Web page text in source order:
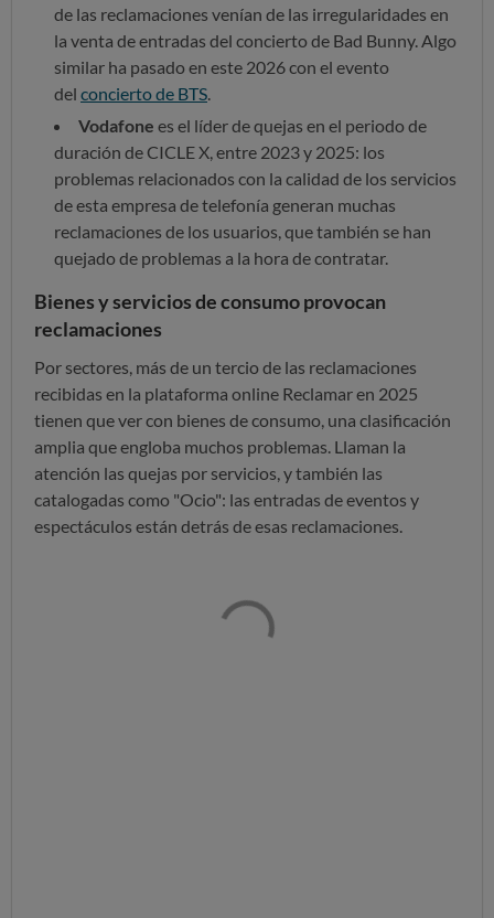
de las reclamaciones venían de las irregularidades en
la venta de entradas del concierto de Bad Bunny. Algo
similar ha pasado en este 2026 con el evento
del concierto de BTS
Vodafone es el líder de quejas en el periodo de
duración de CICLE X, entre 2023 y 2025: los
problemas relacionados con la calidad de los servicios
de esta empresa de telefonía generan muchas
reclamaciones de los usuarios, que también se han
quejado de problemas a la hora de contratar.
Bienes y servicios de consumo provocan
reclamaciones
Por sectores, más de un tercio de las reclamaciones
recibidas en la plataforma online Reclamar en 2025
tienen que ver con bienes de consumo, una clasificación
amplia que engloba muchos problemas. Llaman la
atención las quejas por servicios, y también las
catalogadas como "Ocio": las entradas de eventos y
espectáculos están detrás de esas reclamaciones.